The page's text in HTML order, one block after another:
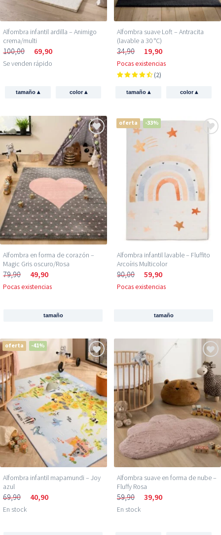
Alfombra infantil ardilla – Animigo
crema/multi
100,00 69,90
Se venden rápido
tamaño ▴ color▴
Alfombra suave Loft – Antracita
(lavable a 30 °C)
34,90 19,90
Pocas existencias
(2)
tamaño ▴ color▴
Alfombra en forma de corazón –
Magic Gris oscuro/Rosa
79,90 49,90
Pocas existencias
tamaño
oferta -33%
Alfombra infantil lavable – Fluffito
Arcoíris Multicolor
90,00 59,90
Pocas existencias
tamaño
oferta -41%
Alfombra infantil mapamundi – Joy
azul
69,90 40,90
En stock
Alfombra suave en forma de nube –
Fluffy Rosa
59,90 39,90
En stock